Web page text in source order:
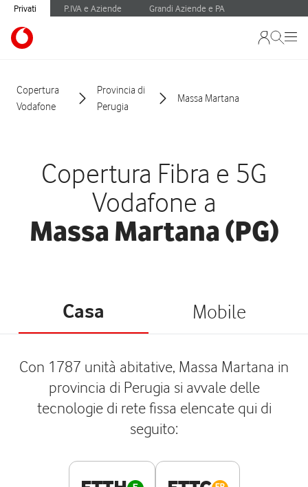
Privati P.IVA e Aziende Grandi Aziende e PA
Copertura
Vodafone
Provincia di
Perugia
Massa Martana
Copertura Fibra e 5G
Vodafone a
Massa Martana (PG)
Casa Mobile
Con 1787 unità abitative, Massa Martana in
provincia di Perugia si avvale delle
tecnologie di rete fissa elencate qui di
seguito: